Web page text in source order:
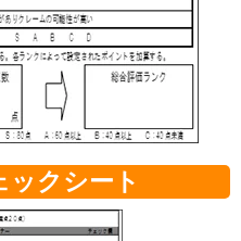
ックシート